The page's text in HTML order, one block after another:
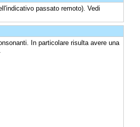
passato remoto). Vedi
In particolare risulta avere una